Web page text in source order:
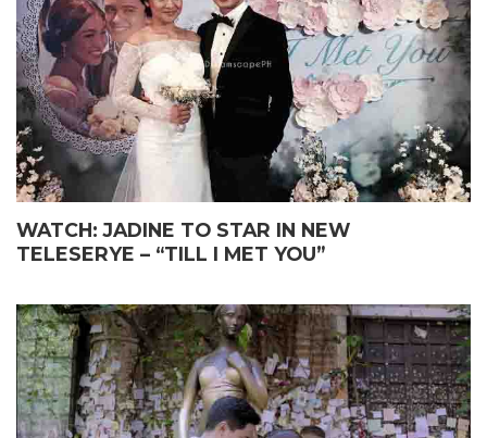
WATCH: JADINE TO STAR IN NEW
TELESERYE – “TILL I MET YOU”